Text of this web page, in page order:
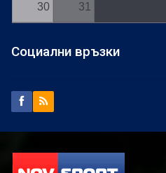
30 31
Социални връзки